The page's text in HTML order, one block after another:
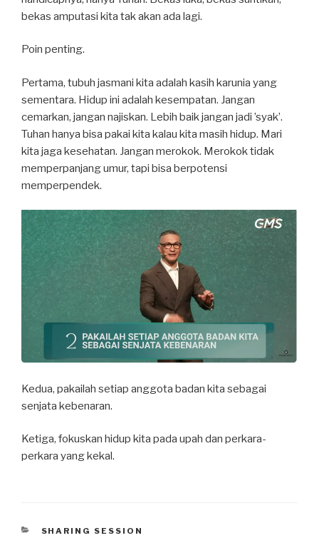
bekas amputasi kita tak akan ada lagi.
Poin penting.
Pertama, tubuh jasmani kita adalah kasih karunia yang
sementara. Hidup ini adalah kesempatan. Jangan
cemarkan, jangan najiskan. Lebih baik jangan jadi ’syak’.
Tuhan hanya bisa pakai kita kalau kita masih hidup. Mari
kita jaga kesehatan. Jangan merokok. Merokok tidak
memperpanjang umur, tapi bisa berpotensi
memperpendek.
Kedua, pakailah setiap anggota badan kita sebagai
senjata kebenaran.
Ketiga, fokuskan hidup kita pada upah dan perkara-
perkara yang kekal.
CATEGORIES
SHARING SESSION